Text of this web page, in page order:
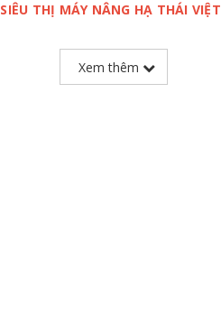
SIÊU THỊ MÁY NÂNG HẠ THÁI VIỆT
Xem thêm